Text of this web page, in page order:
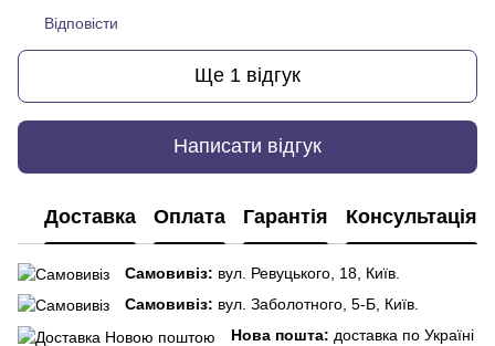
Відповісти
Ще 1 відгук
Написати відгук
Доставка Оплата Гарантія Консультація
Самовивіз: вул. Ревуцького, 18, Київ.
Самовивіз: вул. Заболотного, 5-Б, Київ.
Нова пошта: доставка по Україні